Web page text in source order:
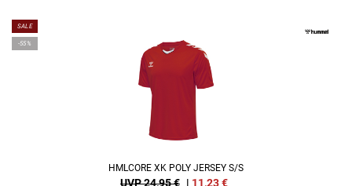
SALE
-55%
HMLCORE XK POLY JERSEY S/S
UVP 24,95 € | 11,23€